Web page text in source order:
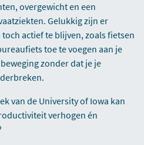
overgewicht en een
Gelukkig zijn er
actief te blijven, zoals fietsen
toe te voegen aan je
zonder dat je je
van de University of Iowa kan
verhogen én